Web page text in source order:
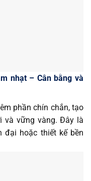
nhạt – Cân bằng và
phần chín chắn, tạo
và vững vàng. Đây là
đại hoặc thiết kế bền